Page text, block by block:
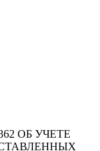
ОБ УЧЕТЕ